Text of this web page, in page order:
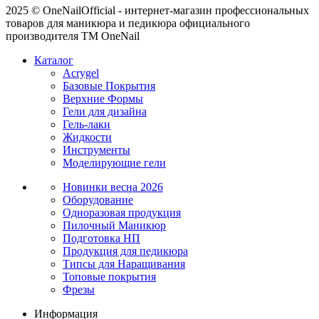
2025 © OneNailOfficial - интернет-магазин профессиональных
товаров для маникюра и педикюра официального
производителя ТМ OneNail
Каталог
Acrygel
Базовые Покрытия
Верхние Формы
Гели для дизайна
Гель-лаки
Жидкости
Инструменты
Моделирующие гели
Новинки весна 2026
Оборудование
Одноразовая продукция
Пилочный Маникюр
Подготовка НП
Продукция для педикюра
Типсы для Наращивания
Топовые покрытия
Фрезы
Информация